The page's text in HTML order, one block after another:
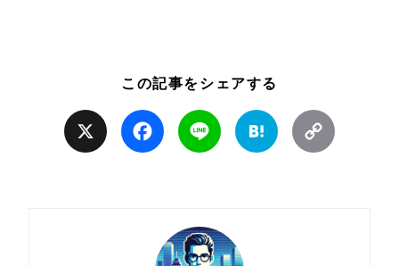
この記事をシェアする
Facebook Line Hatena